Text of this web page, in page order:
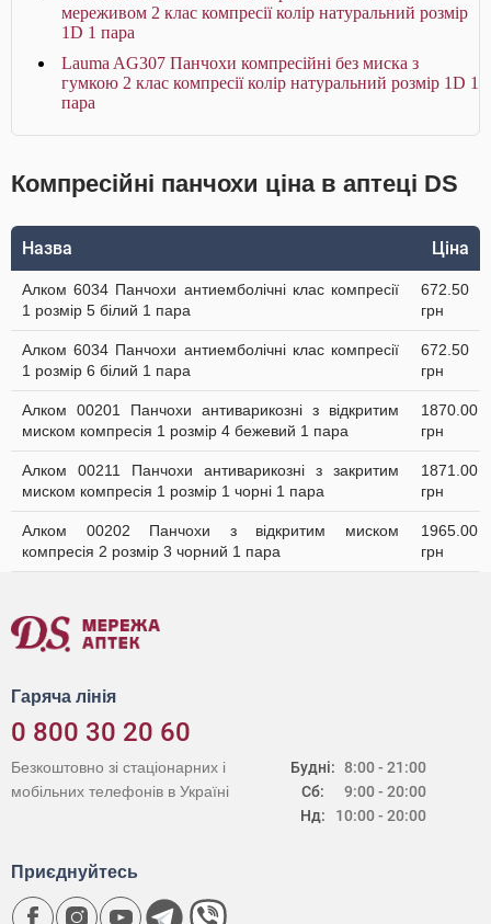
мереживом 2 клас компресії колір натуральний розмір
1D 1 пара
Lauma AG307 Панчохи компресійні без миска з
гумкою 2 клас компресії колір натуральний розмір 1D 1
пара
Компресійні панчохи ціна в аптеці DS
Назва Ціна
Алком 6034 Панчохи антиемболічні клас компресії
1 розмір 5 білий 1 пара
672.50
грн
Алком 6034 Панчохи антиемболічні клас компресії
1 розмір 6 білий 1 пара
672.50
грн
Алком 00201 Панчохи антиварикозні з відкритим
миском компресія 1 розмір 4 бежевий 1 пара
1870.00
грн
Алком 00211 Панчохи антиварикозні з закритим
миском компресія 1 розмір 1 чорні 1 пара
1871.00
грн
Алком 00202 Панчохи з відкритим миском
компресія 2 розмір 3 чорний 1 пара
1965.00
грн
Гаряча лінія
0 800 30 20 60
Будні:
Сб:
Нд:
8:00 - 21:00
9:00 - 20:00
10:00 - 20:00
Безкоштовно зі стаціонарних і
мобільних телефонів в Україні
Приєднуйтесь